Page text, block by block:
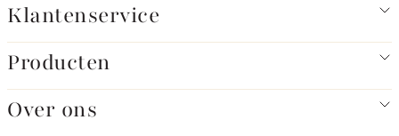
Klantenservice
Producten
Over ons